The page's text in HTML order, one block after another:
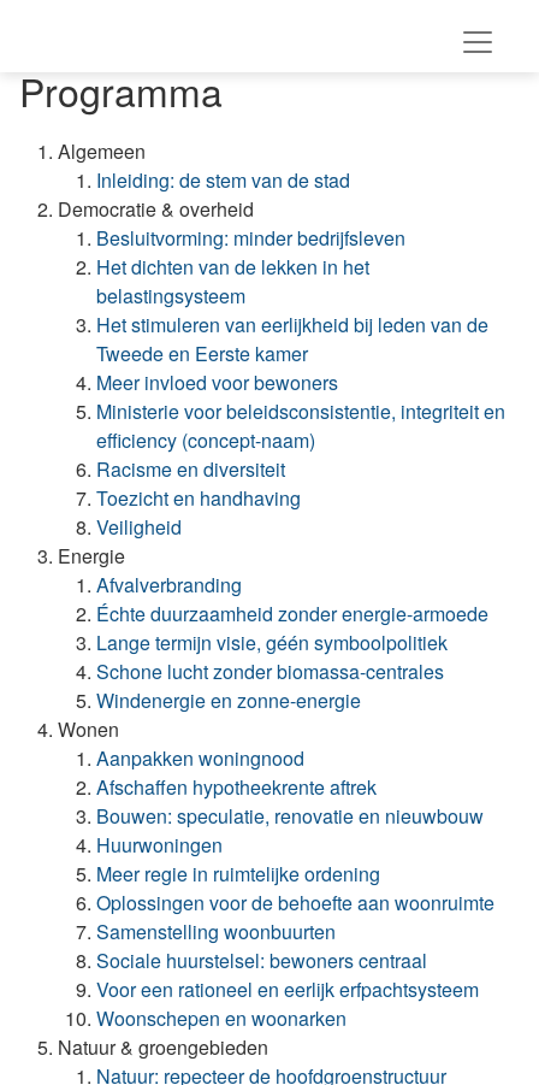
Programma
Algemeen
Inleiding: de stem van de stad
Democratie & overheid
Besluitvorming: minder bedrijfsleven
Het dichten van de lekken in het
belastingsysteem
Het stimuleren van eerlijkheid bij leden van de
Tweede en Eerste kamer
Meer invloed voor bewoners
Ministerie voor beleidsconsistentie, integriteit en
efficiency (concept-naam)
Racisme en diversiteit
Toezicht en handhaving
Veiligheid
Energie
Afvalverbranding
Échte duurzaamheid zonder energie-armoede
Lange termijn visie, géén symboolpolitiek
Schone lucht zonder biomassa-centrales
Windenergie en zonne-energie
Wonen
Aanpakken woningnood
Afschaffen hypotheekrente aftrek
Bouwen: speculatie, renovatie en nieuwbouw
Huurwoningen
Meer regie in ruimtelijke ordening
Oplossingen voor de behoefte aan woonruimte
Samenstelling woonbuurten
Sociale huurstelsel: bewoners centraal
Voor een rationeel en eerlijk erfpachtsysteem
Woonschepen en woonarken
Natuur & groengebieden
Natuur: repecteer de hoofdgroenstructuur